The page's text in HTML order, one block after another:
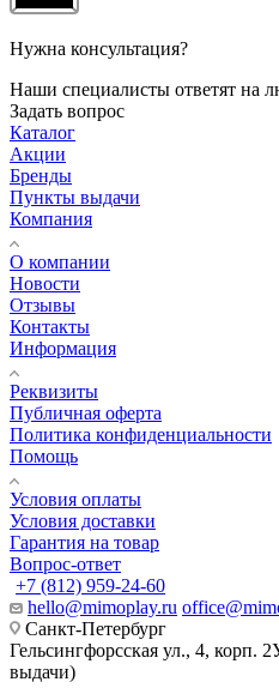
Нужна консультация?
Наши специалисты ответят на
Задать вопрос
Каталог
Акции
Бренды
Пункты выдачи
Компания
О компании
Новости
Отзывы
Контакты
Информация
Реквизиты
Публичная оферта
Политика конфиденциальности
Помощь
Условия оплаты
Условия доставки
Гарантия на товар
Вопрос-ответ
+7 (812) 959-24-60
hello@mimoplay.ru
Санкт-Петербург
Гельсингфорсская ул., 4, корп.
выдачи)